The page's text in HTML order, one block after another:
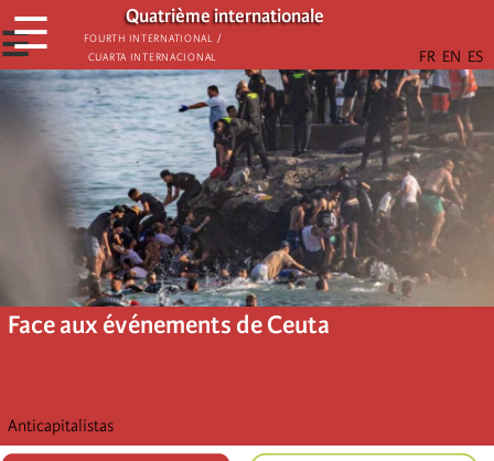
Aller
au
contenu
principal
Quatrième internationale
Fourth International /
Cuarta Internacional
☰
☰
Face aux événements de Ceuta
Anticapitalistas